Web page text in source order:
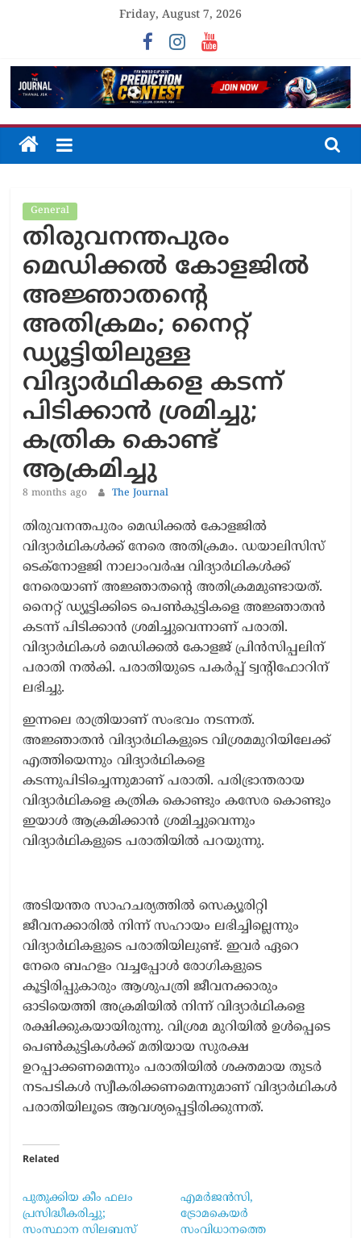
Friday, August 7, 2026
The
Unfolding
The
General
തിരുവനന്തപുരം
മെഡിക്കല്‍ കോളജില്‍
അജ്ഞാതന്റെ
അതിക്രമം; നൈറ്റ്
ഡ്യൂട്ടിയിലുള്ള
വിദ്യാര്‍ഥികളെ കടന്ന്
പിടിക്കാന്‍ ശ്രമിച്ചു;
കത്രിക കൊണ്ട്
ആക്രമിച്ചു
8 months ago The Journal
തിരുവനന്തപുരം മെഡിക്കല്‍ കോളജില്‍
വിദ്യാര്‍ഥികള്‍ക്ക് നേരെ അതിക്രമം. ഡയാലിസിസ്
ടെക്‌നോളജി നാലാംവര്‍ഷ വിദ്യാര്‍ഥികള്‍ക്ക്
നേരെയാണ് അജ്ഞാതന്റെ അതിക്രമമുണ്ടായത്.
നൈറ്റ് ഡ്യൂട്ടിക്കിടെ പെണ്‍കുട്ടികളെ അജ്ഞാതന്‍
കടന്ന് പിടിക്കാന്‍ ശ്രമിച്ചുവെന്നാണ് പരാതി.
വിദ്യാര്‍ഥികള്‍ മെഡിക്കല്‍ കോളജ് പ്രിന്‍സിപ്പലിന്
പരാതി നല്‍കി. പരാതിയുടെ പകര്‍പ്പ് ട്വന്റിഫോറിന്
ലഭിച്ചു.
ഇന്നലെ രാത്രിയാണ് സംഭവം നടന്നത്.
അജ്ഞാതന്‍ വിദ്യാര്‍ഥികളുടെ വിശ്രമമുറിയിലേക്ക്
എത്തിയെന്നും വിദ്യാര്‍ഥികളെ
കടന്നുപിടിച്ചെന്നുമാണ് പരാതി. പരിഭ്രാന്തരായ
വിദ്യാര്‍ഥികളെ കത്രിക കൊണ്ടും കസേര കൊണ്ടും
ഇയാള്‍ ആക്രമിക്കാന്‍ ശ്രമിച്ചുവെന്നും
വിദ്യാര്‍ഥികളുടെ പരാതിയില്‍ പറയുന്നു.
അടിയന്തര സാഹചര്യത്തില്‍ സെക്യൂരിറ്റി
ജീവനക്കാരില്‍ നിന്ന് സഹായം ലഭിച്ചില്ലെന്നും
വിദ്യാര്‍ഥികളുടെ പരാതിയിലുണ്ട്. ഇവര്‍ ഏറെ
നേരെ ബഹളം വച്ചപ്പോള്‍ രോഗികളുടെ
കൂട്ടിരിപ്പുകാരും ആശുപത്രി ജീവനക്കാരും
ഓടിയെത്തി അക്രമിയില്‍ നിന്ന് വിദ്യാര്‍ഥികളെ
രക്ഷിക്കുകയായിരുന്നു. വിശ്രമ മുറിയില്‍ ഉള്‍പ്പെടെ
പെണ്‍കുട്ടികള്‍ക്ക് മതിയായ സുരക്ഷ
ഉറപ്പാക്കണമെന്നും പരാതിയില്‍ ശക്തമായ തുടര്‍
നടപടികള്‍ സ്വീകരിക്കണമെന്നുമാണ് വിദ്യാര്‍ഥികള്‍
പരാതിയിലൂടെ ആവശ്യപ്പെട്ടിരിക്കുന്നത്.
Related
പുതുക്കിയ കീം ഫലം
പ്രസിദ്ധീകരിച്ചു;
സംസ്ഥാന സിലബസ്
എമര്‍ജന്‍സി,
ട്രോമകെയര്‍
സംവിധാനത്തെ